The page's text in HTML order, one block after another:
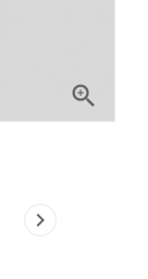

